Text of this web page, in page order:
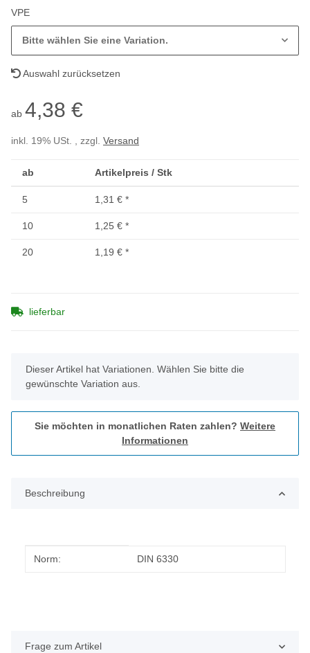
VPE
Bitte wählen Sie eine Variation.
Auswahl zurücksetzen
ab 4,38 €
inkl. 19% USt. , zzgl. Versand
ab Artikelpreis / Stk
5 1,31 € *
10 1,25 € *
20 1,19 € *
lieferbar
x
Dieser Artikel hat Variationen. Wählen Sie bitte die
gewünschte Variation aus.
Sie möchten in monatlichen Raten zahlen? Weitere
Informationen
Beschreibung
Produkteigenschaft
Wert
Norm: DIN 6330
Frage zum Artikel